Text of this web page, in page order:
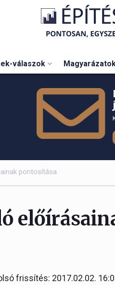
válaszok
pontosítása
frissítés: 2017.02.02.